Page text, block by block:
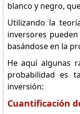
blanco y negro,
Utilizando la
inversores
basándose en la
He aquí algunas
probabilidad es
inversión:
Cuantificación